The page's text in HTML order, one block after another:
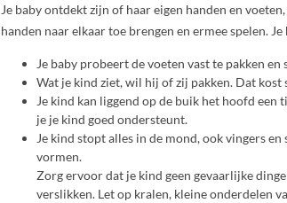
Je baby ontdekt zijn of haar eigen handen en
handen naar elkaar toe brengen en ermee spelen.
Je baby probeert de voeten vast te pakken
Wat je kind ziet, wil hij of zij pakken. Dat kost
Je kind kan liggend op de buik het hoofd
je je kind goed ondersteunt.
Je kind stopt alles in de mond, ook vingers
vormen.
Zorg ervoor dat je kind geen gevaarlijke
verslikken. Let op kralen, kleine onderdelen